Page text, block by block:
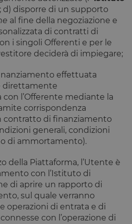
d) disporre di un supporto
al fine della negoziazione e
di contratti di
i singoli Offerenti e per le
deciderà di impiegare;
effettuata
direttamente
l’Offerente mediante la
corrispondenza
contratto di finanziamento
generali, condizioni
di ammortamento).
della Piattaforma, l’Utente è
con l’Istituto di
di aprire un rapporto di
sul quale verranno
operazioni di entrata e di
con l’operazione di